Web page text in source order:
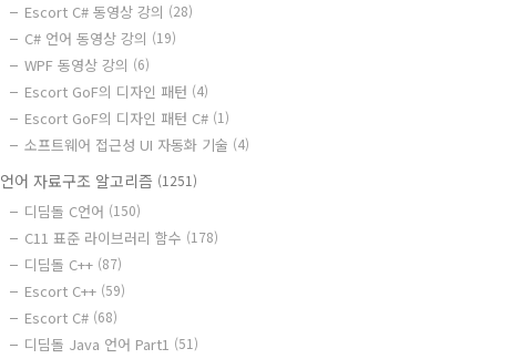
Escort C# 동영상 강의 (28)
C# 언어 동영상 강의 (19)
WPF 동영상 강의 (6)
Escort GoF의 디자인 패턴 (4)
Escort GoF의 디자인 패턴 C# (1)
소프트웨어 접근성 UI 자동화 기술 (4)
언어 자료구조 알고리즘 (1251)
디딤돌 C언어 (150)
C11 표준 라이브러리 함수 (178)
디딤돌 C++ (87)
Escort C++ (59)
Escort C# (68)
디딤돌 Java 언어 Part1 (51)